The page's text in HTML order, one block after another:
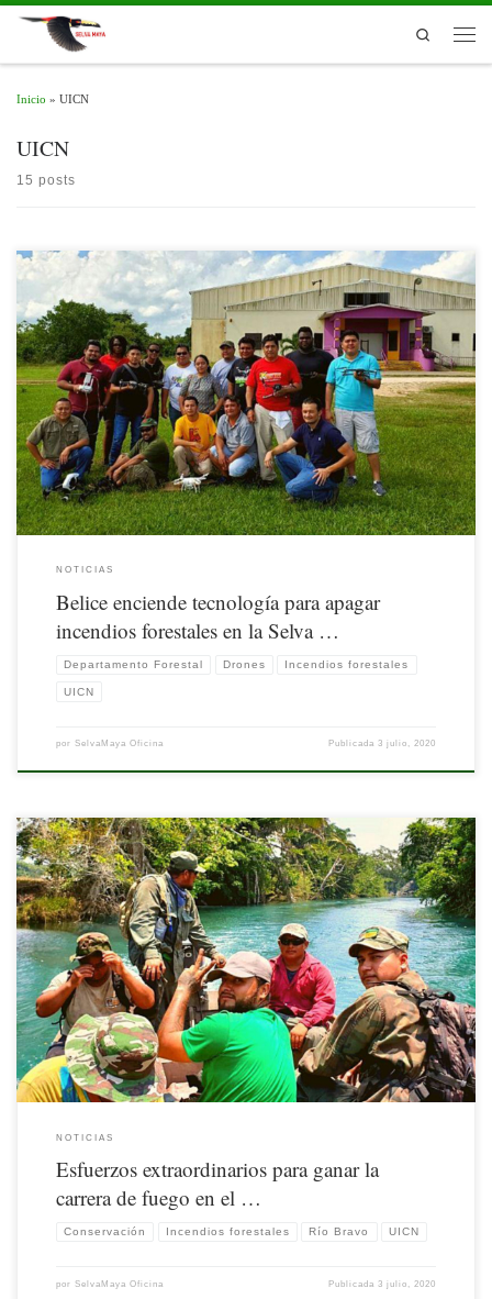
Skip to content
Search
Inicio » UICN
UICN
15 posts
Nota originalmente publicada por la UICN. Disponible aquí
NOTICIAS
Belice enciende tecnología para apagar
incendios forestales en la Selva …
Departamento Forestal Drones Incendios forestales
UICN
por SelvaMaya Oficina Publicada3 julio, 2020
Nota originalmente publicada por la UICN. Disponible aquí
NOTICIAS
Esfuerzos extraordinarios para ganar la
carrera de fuego en el …
Conservación Incendios forestales Río Bravo UICN
por SelvaMaya Oficina Publicada3 julio, 2020